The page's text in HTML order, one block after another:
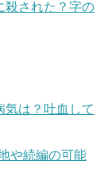
殺された？字の
気は？吐血して
や続編の可能